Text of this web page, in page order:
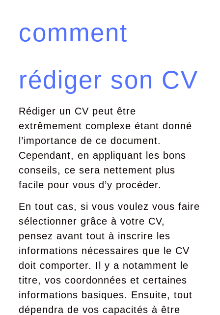
comment
rédiger son CV
Rédiger un CV peut être
extrêmement complexe étant donné
l’importance de ce document.
Cependant, en appliquant les bons
conseils, ce sera nettement plus
facile pour vous d’y procéder.
En tout cas, si vous voulez vous faire
sélectionner grâce à votre CV,
pensez avant tout à inscrire les
informations nécessaires que le CV
doit comporter. Il y a notamment le
titre, vos coordonnées et certaines
informations basiques. Ensuite, tout
dépendra de vos capacités à être